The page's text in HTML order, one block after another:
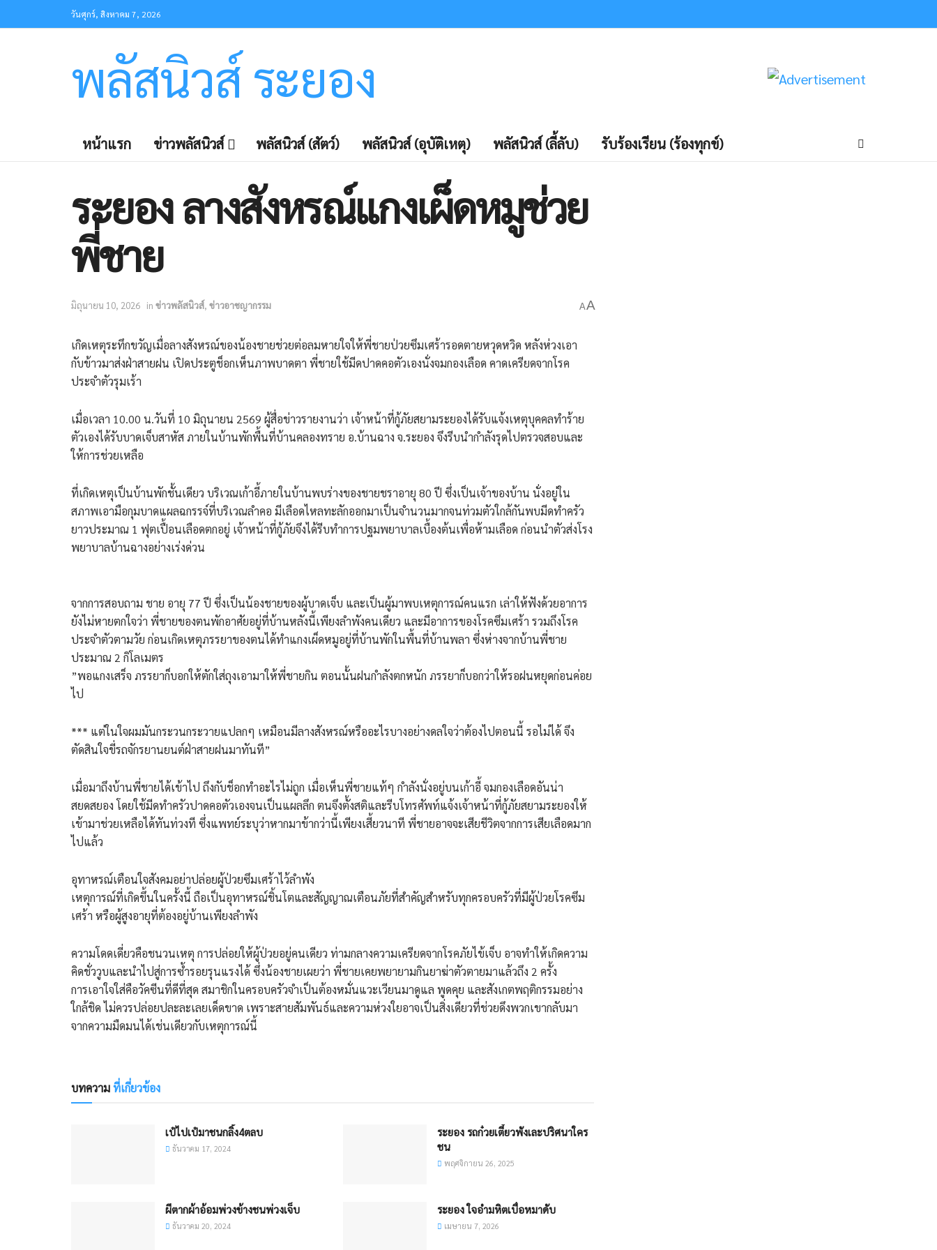
วันศุกร์, สิงหาคม 7, 2026
พลัสนิวส์ ระยอง
หน้าแรก ข่าวพลัสนิวส์ พลัสนิวส์ (สัตว์) พลัสนิวส์ (อุบัติเหตุ) พลัสนิวส์ (ลี้ลับ) รับร้องเรียน (ร้องทุกข์)
ระยอง ลางสังหรณ์แกงเผ็ดหมูช่วย
พี่ชาย
มิถุนายน 10, 2026 in ข่าวพลัสนิวส์, ข่าวอาชญากรรม AA
เกิดเหตุระทึกขวัญเมื่อลางสังหรณ์ของน้องชายช่วยต่อลมหายใจให้พี่ชายป่วยซึมเศร้ารอดตายหวุดหวิด หลังห่วงเอา
กับข้าวมาส่งฝ่าสายฝน เปิดประตูช็อกเห็นภาพบาดตา พี่ชายใช้มีดปาดคอตัวเองนั่งจมกองเลือด คาดเครียดจากโรค
ประจำตัวรุมเร้า
​เมื่อเวลา 10.00 น.วันที่ 10 มิถุนายน 2569 ผู้สื่อข่าวรายงานว่า เจ้าหน้าที่กู้ภัยสยามระยองได้รับแจ้งเหตุบุคคลทำร้าย
ตัวเองได้รับบาดเจ็บสาหัส ภายในบ้านพักพื้นที่บ้านคลองทราย อ.บ้านฉาง จ.ระยอง จึงรีบนำกำลังรุดไปตรวจสอบและ
ให้การช่วยเหลือ
​ที่เกิดเหตุเป็นบ้านพักชั้นเดียว บริเวณเก้าอี้ภายในบ้านพบร่างของชายชราอายุ 80 ปี ซึ่งเป็นเจ้าของบ้าน นั่งอยู่ใน
สภาพเอามือกุมบาดแผลฉกรรจ์ที่บริเวณลำคอ มีเลือดไหลทะลักออกมาเป็นจำนวนมากจนท่วมตัวใกล้กันพบมีดทำครัว
ยาวประมาณ 1 ฟุตเปื้อนเลือดตกอยู่ เจ้าหน้าที่กู้ภัยจึงได้รีบทำการปฐมพยาบาลเบื้องต้นเพื่อห้ามเลือด ก่อนนำตัวส่งโรง
พยาบาลบ้านฉางอย่างเร่งด่วน
​จากการสอบถาม ชาย อายุ 77 ปี ซึ่งเป็นน้องชายของผู้บาดเจ็บ และเป็นผู้มาพบเหตุการณ์คนแรก เล่าให้ฟังด้วยอาการ
ยังไม่หายตกใจว่า พี่ชายของตนพักอาศัยอยู่ที่บ้านหลังนี้เพียงลำพังคนเดียว และมีอาการของโรคซึมเศร้า รวมถึงโรค
ประจำตัวตามวัย ก่อนเกิดเหตุภรรยาของตนได้ทำแกงเผ็ดหมูอยู่ที่บ้านพักในพื้นที่บ้านพลา ซึ่งห่างจากบ้านพี่ชาย
ประมาณ 2 กิโลเมตร
​”พอแกงเสร็จ ภรรยาก็บอกให้ตักใส่ถุงเอามาให้พี่ชายกิน ตอนนั้นฝนกำลังตกหนัก ภรรยาก็บอกว่าให้รอฝนหยุดก่อนค่อย
ไป
*** แต่ในใจผมมันกระวนกระวายแปลกๆ เหมือนมีลางสังหรณ์หรืออะไรบางอย่างดลใจว่าต้องไปตอนนี้ รอไม่ได้ จึง
ตัดสินใจขี่รถจักรยานยนต์ฝ่าสายฝนมาทันที”
​เมื่อมาถึงบ้านพี่ชายได้เข้าไป ถึงกับช็อกทำอะไรไม่ถูก เมื่อเห็นพี่ชายแท้ๆ กำลังนั่งอยู่บนเก้าอี้ จมกองเลือดอันน่า
สยดสยอง โดยใช้มีดทำครัวปาดคอตัวเองจนเป็นแผลลึก ตนจึงตั้งสติและรีบโทรศัพท์แจ้งเจ้าหน้าที่กู้ภัยสยามระยองให้
เข้ามาช่วยเหลือได้ทันท่วงที ซึ่งแพทย์ระบุว่าหากมาข้ากว่านี้เพียงเสี้ยวนาที พี่ชายอาจจะเสียชีวิตจากการเสียเลือดมาก
ไปแล้ว
​อุทาหรณ์เตือนใจสังคมอย่าปล่อยผู้ป่วยซึมเศร้าไว้ลำพัง
​เหตุการณ์ที่เกิดขึ้นในครั้งนี้ ถือเป็นอุทาหรณ์ชิ้นโตและสัญญาณเตือนภัยที่สำคัญสำหรับทุกครอบครัวที่มีผู้ป่วยโรคซึม
เศร้า หรือผู้สูงอายุที่ต้องอยู่บ้านเพียงลำพัง
​ความโดดเดี่ยวคือชนวนเหตุ การปล่อยให้ผู้ป่วยอยู่คนเดียว ท่ามกลางความเครียดจากโรคภัยไข้เจ็บ อาจทำให้เกิดความ
คิดชั่ววูบและนำไปสู่การซ้ำรอยรุนแรงได้ ซึ่งน้องชายเผยว่า พี่ชายเคยพยายามกินยาฆ่าตัวตายมาแล้วถึง 2 ครั้ง
​การเอาใจใส่คือวัคซีนที่ดีที่สุด สมาชิกในครอบครัวจำเป็นต้องหมั่นแวะเวียนมาดูแล พูดคุย และสังเกตพฤติกรรมอย่าง
ใกล้ชิด ไม่ควรปล่อยปละละเลยเด็ดขาด เพราะสายสัมพันธ์และความห่วงใยอาจเป็นสิ่งเดียวที่ช่วยดึงพวกเขากลับมา
จากความมืดมนได้เช่นเดียวกับเหตุการณ์นี้
บทความที่เกี่ยวข้อง
เป๋ไปเป๋มาชนกลิ้ง4ตลบ
ธันวาคม 17, 2024
ระยอง รถก๋วยเตี๋ยวพังเละปริศนาใคร
ชน
พฤศจิกายน 26, 2025
ผีตากผ้าอ้อมพ่วงข้างชนพ่วงเจ็บ
ธันวาคม 20, 2024
ระยอง ใจอำมหิตเบื่อหมาดับ
เมษายน 7, 2026